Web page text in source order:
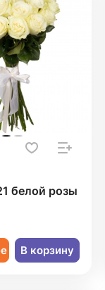
белой розы
В корзину